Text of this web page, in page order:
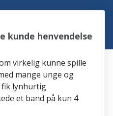
kunde henvendelse
virkelig kunne spille
mange unge og
fik lynhurtig
et band på kun 4